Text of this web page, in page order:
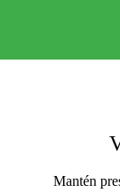
Mantén